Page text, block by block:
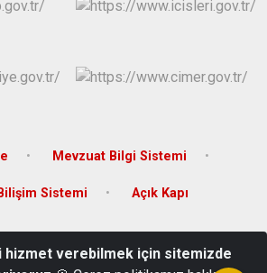
Mevzuat Bilgi Sistemi
Sistemi Açık Kapı
MUŞ
hizmet verebilmek için sitemizde